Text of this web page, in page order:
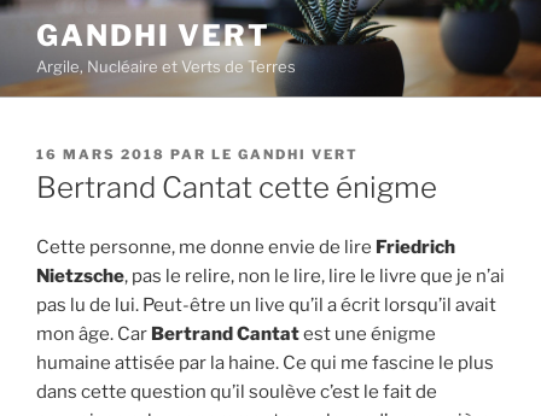
Aller
contenu
principal
GANDHI VERT
Argile, Nucléaire et Verts de Terres
PUBLIÉ
LE
16 MARS 2018 PAR LE GANDHI VERT
Bertrand Cantat cette énigme
Cette personne, me donne envie de lire Friedrich
Nietzsche, pas le relire, non le lire, lire le livre que je n’ai
pas lu de lui. Peut-être un live qu’il a écrit lorsqu’il avait
mon âge. Car Bertrand Cantatest une énigme
humaine attisée par la haine. Ce qui me fascine le plus
dans cette question qu’il soulève c’est le fait de